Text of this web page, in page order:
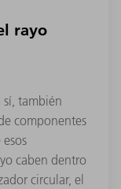
rayo
sí, también
componentes
caben dentro
circular, el